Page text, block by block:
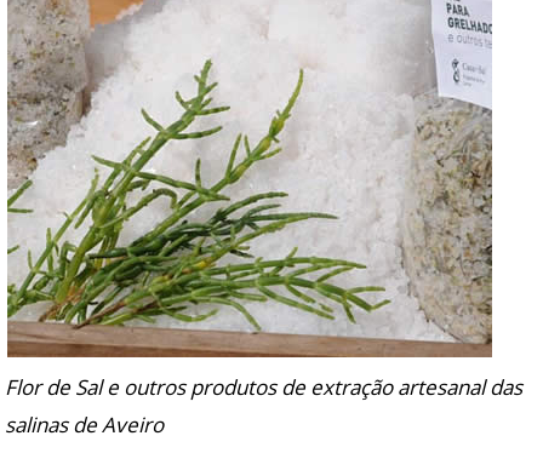
Flor de Sal e outros produtos de extração artesanal das
salinas de Aveiro